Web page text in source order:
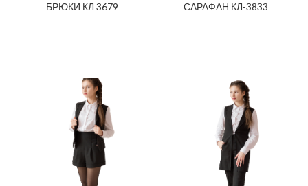
БРЮКИ КЛ 3679 САРАФАН КЛ-3833